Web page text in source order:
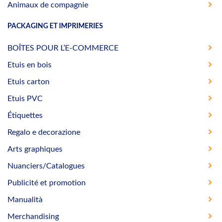
Animaux de compagnie
PACKAGING ET IMPRIMERIES
BOÎTES POUR L’E-COMMERCE
Etuis en bois
Etuis carton
Etuis PVC
Étiquettes
Regalo e decorazione
Arts graphiques
Nuanciers/Catalogues
Publicité et promotion
Manualità
Merchandising